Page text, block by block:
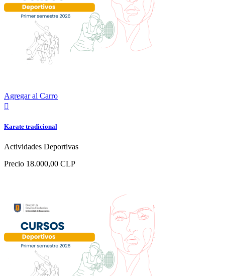
Agregar al Carro

Karate tradicional
Actividades Deportivas
Precio 18.000,00 CLP